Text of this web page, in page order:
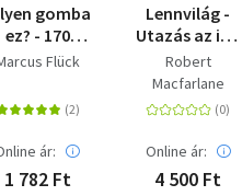
gomba
ez? - 170
gombaFlück
ár:
1 782 Ft
Lennvilág -
Utazás az idő
mélyére
Robert
Macfarlane
Online ár:
4 500 Ft